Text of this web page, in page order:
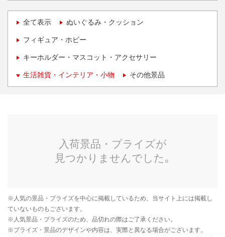
全て表示 ぬいぐるみ・クッション
フィギュア・ホビー
キーホルダー・マスコット・アクセサリー
生活雑貨・インテリア・小物 その他景品